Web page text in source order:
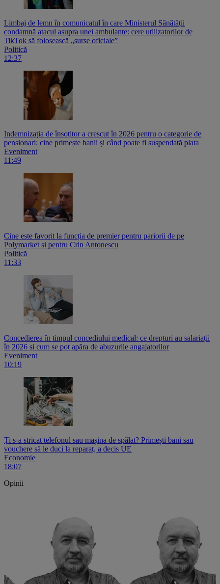
Limbaj de lemn în comunicatul în care Ministerul Sănătății
condamnă atacul asupra unei ambulanțe: cere utilizatorilor de
TikTok să folosească „surse oficiale”
Politică
12:37
Indemnizația de însoțitor a crescut în 2026 pentru o categorie de
pensionari: cine primește banii și când poate fi suspendată plata
Eveniment
11:49
Cine este favorit la funcția de premier pentru pariorii de pe
Polymarket și pentru Crin Antonescu
Politică
11:33
Concedierea în timpul concediului medical: ce drepturi au salariații
în 2026 și cum se pot apăra de abuzurile angajatorilor
Eveniment
10:19
Ți s-a stricat telefonul sau mașina de spălat? Primești bani sau
vouchere să le duci la reparat, a decis UE
Economie
18:07
Opinii